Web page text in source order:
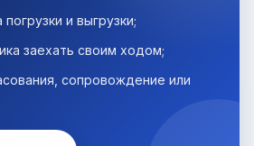
и выгрузки;
заехать своим ходом;
сопровождение или